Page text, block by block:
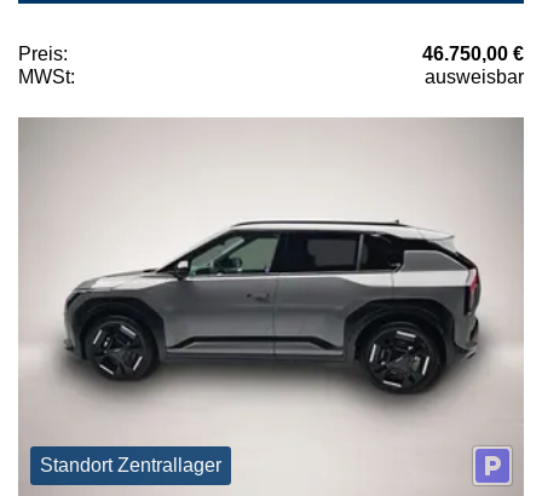
Preis:
46.750,00 €
MWSt:
ausweisbar
Standort Zentrallager